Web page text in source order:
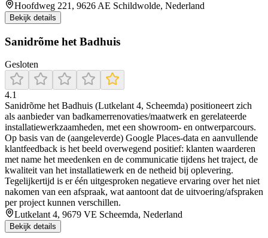
Hoofdweg 221, 9626 AE Schildwolde, Nederland
Bekijk details
Sanidrõme het Badhuis
Gesloten
4.1
Sanidrõme het Badhuis (Lutkelant 4, Scheemda) positioneert zich
als aanbieder van badkamerrenovaties/maatwerk en gerelateerde
installatiewerkzaamheden, met een showroom- en ontwerparcours.
Op basis van de (aangeleverde) Google Places-data en aanvullende
klantfeedback is het beeld overwegend positief: klanten waarderen
met name het meedenken en de communicatie tijdens het traject, de
kwaliteit van het installatiewerk en de netheid bij oplevering.
Tegelijkertijd is er één uitgesproken negatieve ervaring over het niet
nakomen van een afspraak, wat aantoont dat de uitvoering/afspraken
per project kunnen verschillen.
Lutkelant 4, 9679 VE Scheemda, Nederland
Bekijk details